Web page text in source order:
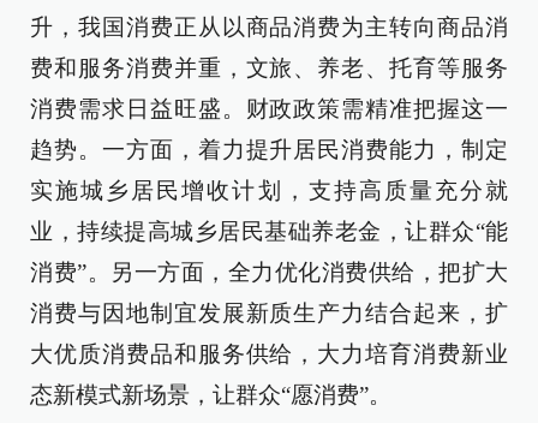
升，我国消费正从以商品消费为主转向商品消
费和服务消费并重，文旅、养老、托育等服务
消费需求日益旺盛。财政政策需精准把握这一
趋势。一方面，着力提升居民消费能力，制定
实施城乡居民增收计划，支持高质量充分就
业，持续提高城乡居民基础养老金，让群众“能
消费”。另一方面，全力优化消费供给，把扩大
消费与因地制宜发展新质生产力结合起来，扩
大优质消费品和服务供给，大力培育消费新业
态新模式新场景，让群众“愿消费”。